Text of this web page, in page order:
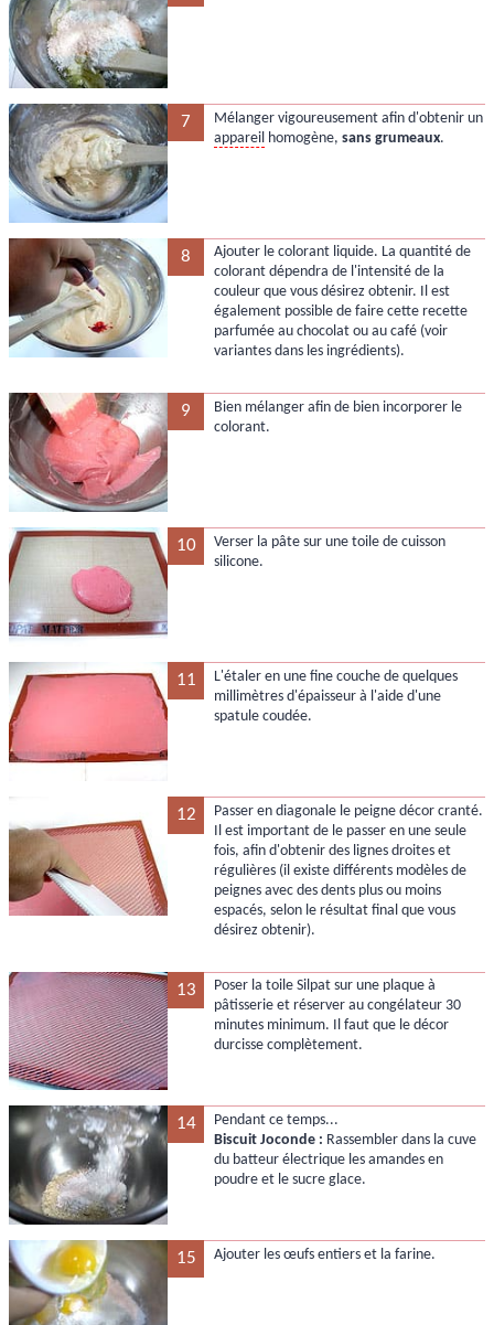
7
Mélanger vigoureusement afin d'obtenir un
appareil homogène, sans grumeaux.
8
Ajouter le colorant liquide. La quantité de
colorant dépendra de l'intensité de la
couleur que vous désirez obtenir. Il est
également possible de faire cette recette
parfumée au chocolat ou au café (voir
variantes dans les ingrédients).
9
Bien mélanger afin de bien incorporer le
colorant.
10
Verser la pâte sur une toile de cuisson
silicone.
11
L'étaler en une fine couche de quelques
millimètres d'épaisseur à l'aide d'une
spatule coudée.
12
Passer en diagonale le peigne décor cranté.
Il est important de le passer en une seule
fois, afin d'obtenir des lignes droites et
régulières (il existe différents modèles de
peignes avec des dents plus ou moins
espacés, selon le résultat final que vous
désirez obtenir).
13
Poser la toile Silpat sur une plaque à
pâtisserie et réserver au congélateur 30
minutes minimum. Il faut que le décor
durcisse complètement.
14
Pendant ce temps...
Biscuit Joconde : Rassembler dans la cuve
du batteur électrique les amandes en
poudre et le sucre glace.
15 Ajouter les œufs entiers et la farine.